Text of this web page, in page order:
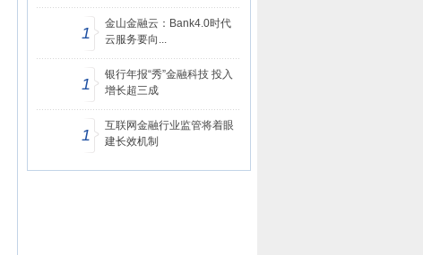
1
金山金融云：Bank4.0时代
云服务要向...
1
银行年报“秀”金融科技 投入
增长超三成
1
互联网金融行业监管将着眼
建长效机制